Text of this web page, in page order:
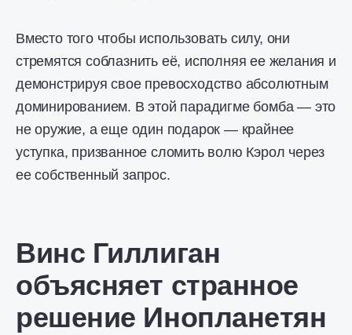
Вместо того чтобы использовать силу, они
стремятся соблазнить её, исполняя ее желания и
демонстрируя свое превосходство абсолютным
доминированием. В этой парадигме бомба — это
не оружие, а еще один подарок — крайнее
уступка, призванное сломить волю Кэрол через
ее собственный запрос.
Винс Гиллиган
объясняет странное
решение Инопланетян